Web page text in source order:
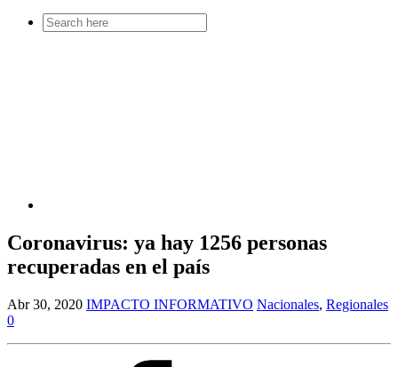
Search
for:
Coronavirus: ya hay 1256 personas
recuperadas en el país
Abr 30, 2020 IMPACTO INFORMATIVO Nacionales, Regionales
0